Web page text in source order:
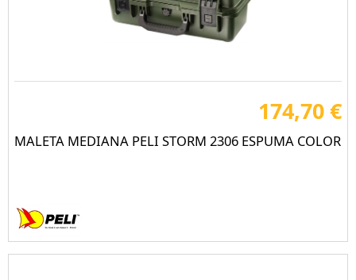
174,70 €
MALETA MEDIANA PELI STORM 2306 ESPUMA COLOR